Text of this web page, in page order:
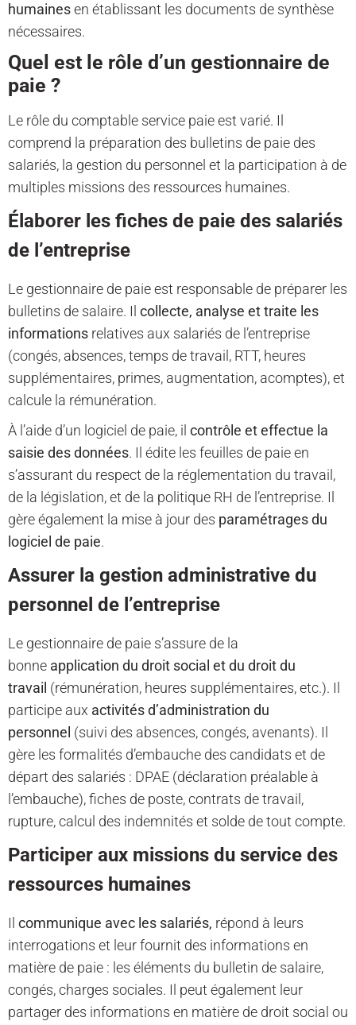
humainesen établissant les documents de synthèse
nécessaires.
Quel est le rôle d’un gestionnaire de
paie ?
Le rôle du comptable service paie est varié. Il
comprend la préparation des bulletins de paie des
salariés, la gestion du personnel et la participation à de
multiples missions des ressources humaines.
Élaborer les fiches de paie des salariés
de l’entreprise
Le gestionnaire de paie est responsable de préparer les
bulletins de salaire. Il collecte, analyse et traite les
informations relatives aux salariés de l’entreprise
(congés, absences, temps de travail, RTT, heures
supplémentaires, primes, augmentation, acomptes), et
calcule la rémunération.
À l’aide d’un logiciel de paie, il contrôle et effectue la
saisie des données. Il édite les feuilles de paie en
s’assurant du respect de la réglementation du travail,
de la législation, et de la politique RH de l’entreprise. Il
gère également la mise à jour des paramétrages du
logiciel de paie.
Assurer la gestion administrative du
personnel de l’entreprise
Le gestionnaire de paie s’assure de la
bonne application du droit social et du droit du
travail (rémunération, heures supplémentaires, etc.). Il
participe aux activités d’administration du
personnel (suivi des absences, congés, avenants). Il
gère les formalités d’embauche des candidats et de
départ des salariés : DPAE (déclaration préalable à
l’embauche), fiches de poste, contrats de travail,
rupture, calcul des indemnités et solde de tout compte.
Participer aux missions du service des
ressources humaines
Il communique avec les salariés, répond à leurs
interrogations et leur fournit des informations en
matière de paie : les éléments du bulletin de salaire,
congés, charges sociales. Il peut également leur
partager des informations en matière de droit social ou